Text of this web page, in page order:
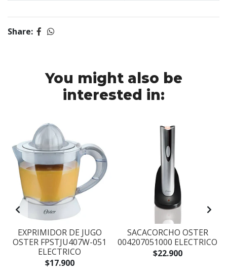
Share:
You might also be
interested in:
EXPRIMIDOR DE JUGO
OSTER FPSTJU407W-051
ELECTRICO
$17.900
SACACORCHO OSTER
004207051000 ELECTRICO
$22.900